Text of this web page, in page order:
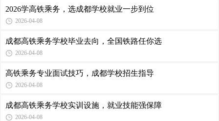
2026学高铁乘务，选成都学校就业一步到位
2026-04-08
成都高铁乘务学校毕业去向，全国铁路任你选
2026-04-08
高铁乘务专业面试技巧，成都学校招生指导
2026-04-08
成都高铁乘务学校实训设施，就业技能强保障
2026-04-08